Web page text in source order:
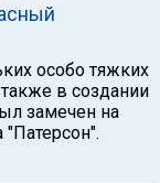
особо тяжких
в создании
замечен на
"Патерсон".